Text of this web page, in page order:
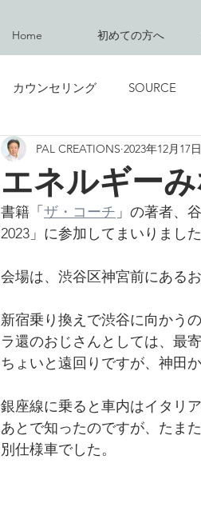
Home 初めての方へ
カウンセリング SOURCE
お気楽ブログ 創立記念日
エネルギー
PAL CREATIONS 2023年12月17日
書籍「 ザ・コーチ 」の著者、
2023」に参加してまいりました
会場は、渋谷区神宮前にある
新宿乗り換えで渋谷に向かう
ラ還のおじさんとしては、最
ちょいと遠回りですが、神田
銀座線に乗ると車内はイタリ
あとで知ったのですが、たま
別仕様車でした。